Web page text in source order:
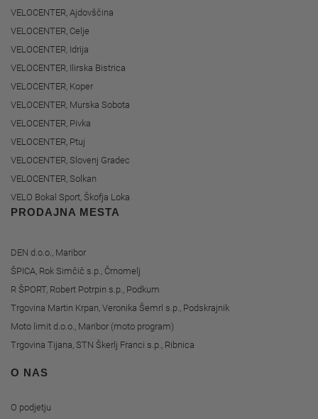
VELOCENTER, Ajdovščina
VELOCENTER, Celje
VELOCENTER, Idrija
VELOCENTER, Ilirska Bistrica
VELOCENTER, Koper
VELOCENTER, Murska Sobota
VELOCENTER, Pivka
VELOCENTER, Ptuj
VELOCENTER, Slovenj Gradec
VELOCENTER, Solkan
VELO Bokal Sport, Škofja Loka
PRODAJNA MESTA
DEN d.o.o., Maribor
ŠPICA, Rok Simčič s.p., Črnomelj
R ŠPORT, Robert Potrpin s.p., Podkum
Trgovina Martin Krpan, Veronika Šemrl s.p., Podskrajnik
Moto limit d.o.o., Maribor (moto program)
Trgovina Tijana, STN Škerlj Franci s.p., Ribnica
O NAS
O podjetju